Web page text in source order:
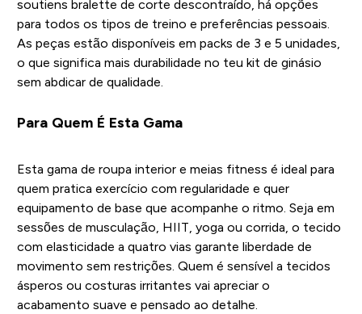
soutiens bralette de corte descontraído, há opções
para todos os tipos de treino e preferências pessoais.
As peças estão disponíveis em packs de 3 e 5 unidades,
o que significa mais durabilidade no teu kit de ginásio
sem abdicar de qualidade.
Para Quem É Esta Gama
Esta gama de roupa interior e meias fitness é ideal para
quem pratica exercício com regularidade e quer
equipamento de base que acompanhe o ritmo. Seja em
sessões de musculação, HIIT, yoga ou corrida, o tecido
com elasticidade a quatro vias garante liberdade de
movimento sem restrições. Quem é sensível a tecidos
ásperos ou costuras irritantes vai apreciar o
acabamento suave e pensado ao detalhe.